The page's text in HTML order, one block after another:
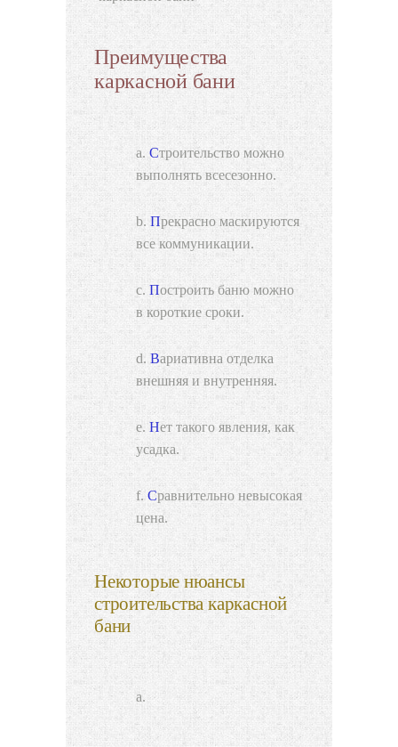
Преимущества
каркасной бани
Строительство можно
выполнять всесезонно.
Прекрасно маскируются
все коммуникации.
Построить баню можно
в короткие сроки.
Вариативна отделка
внешняя и внутренняя.
Нет такого явления, как
усадка.
Сравнительно невысокая
цена.
Некоторые нюансы
строительства каркасной
бани